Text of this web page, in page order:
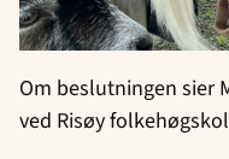
Om beslutningen sier
ved Risøy